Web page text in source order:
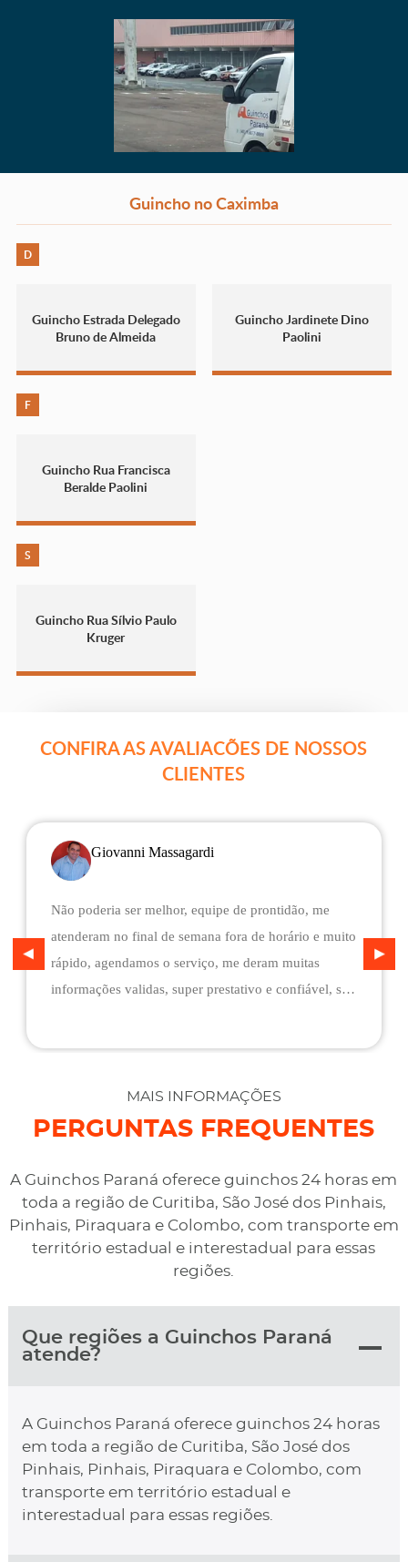
Guincho no Caximba
D
Guincho Estrada Delegado
Bruno de Almeida
Guincho Jardinete Dino
Paolini
F
Guincho Rua Francisca
Beralde Paolini
S
Guincho Rua Sílvio Paulo
Kruger
CONFIRA AS AVALIACÕES DE NOSSOS
CLIENTES
Giovanni Massagardi
Não poderia ser melhor, equipe de prontidão, me
atenderam no final de semana fora de horário e muito
rápido, agendamos o serviço, me deram muitas
informações validas, super prestativo e confiável, são
desviaram para uma oficina mais próximo, sem
qualquer custo na maior boa vontade.
MAIS INFORMAÇÕES
PERGUNTAS FREQUENTES
A Guinchos Paraná oferece guinchos 24 horas em
toda a região de Curitiba, São José dos Pinhais,
Pinhais, Piraquara e Colombo, com transporte em
território estadual e interestadual para essas
regiões.
Que regiões a Guinchos Paraná
atende?
A Guinchos Paraná oferece guinchos 24 horas
em toda a região de Curitiba, São José dos
Pinhais, Pinhais, Piraquara e Colombo, com
transporte em território estadual e
interestadual para essas regiões.